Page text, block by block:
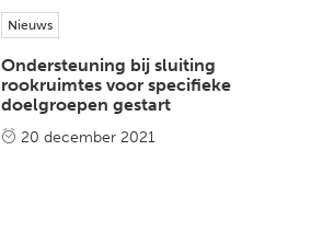
Nieuws
Ondersteuning bij sluiting
rookruimtes voor specifieke
doelgroepen gestart
20 december 2021